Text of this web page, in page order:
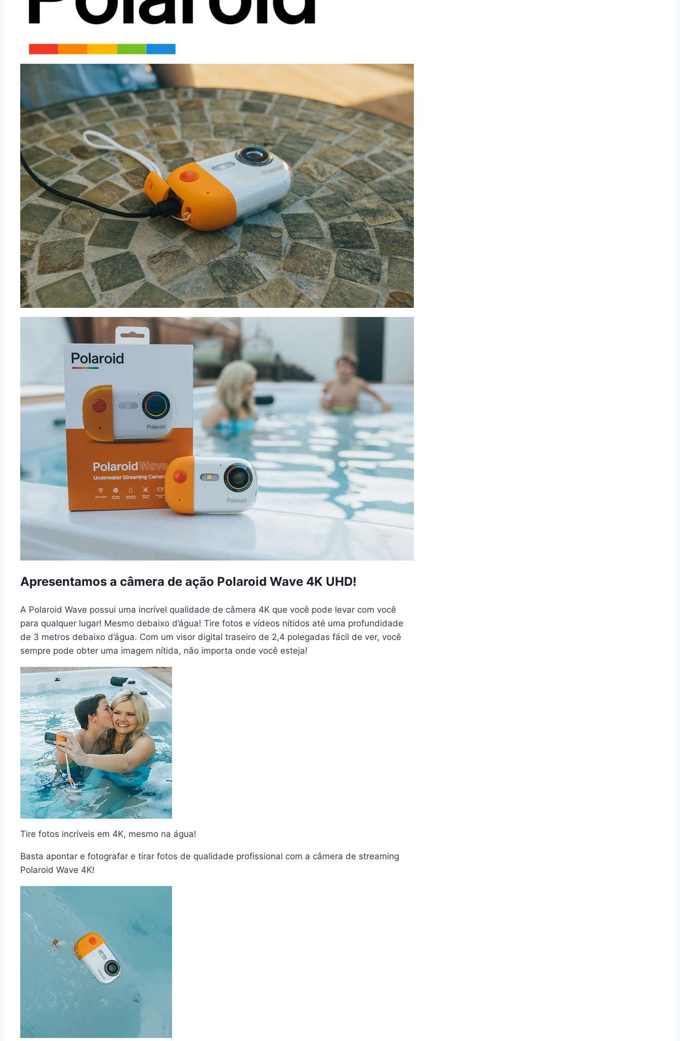
Apresentamos a câmera de ação Polaroid Wave 4K UHD!
A Polaroid Wave possui uma incrível qualidade de câmera 4K que você pode levar com você
para qualquer lugar! Mesmo debaixo d’água! Tire fotos e vídeos nítidos até uma profundidade
de 3 metros debaixo d’água. Com um visor digital traseiro de 2,4 polegadas fácil de ver, você
sempre pode obter uma imagem nítida, não importa onde você esteja!
Tire fotos incríveis em 4K, mesmo na água!
Basta apontar e fotografar e tirar fotos de qualidade profissional com a câmera de streaming
Polaroid Wave 4K!